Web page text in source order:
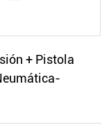
+ Pistola